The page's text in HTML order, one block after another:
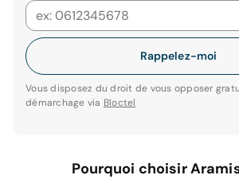
Rappelez-moi
Vous disposez du droit de vous opposer
démarchage via Bloctel
Pourquoi choisir